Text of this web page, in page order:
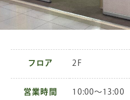
フロア 2F
営業時間
10:00～13:00